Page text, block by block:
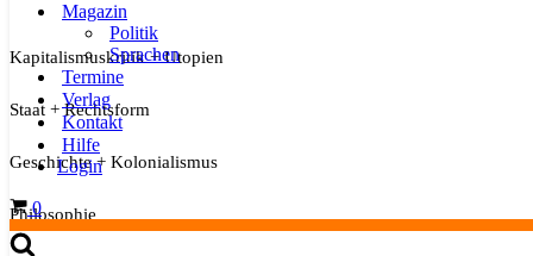
Magazin
Politik
Sprachen
Termine
Verlag
Kontakt
Hilfe
Login
Warenkorb
0
Kapitalismuskritik + Utopien
Staat + Rechtsform
Geschichte + Kolonialismus
Philosophie